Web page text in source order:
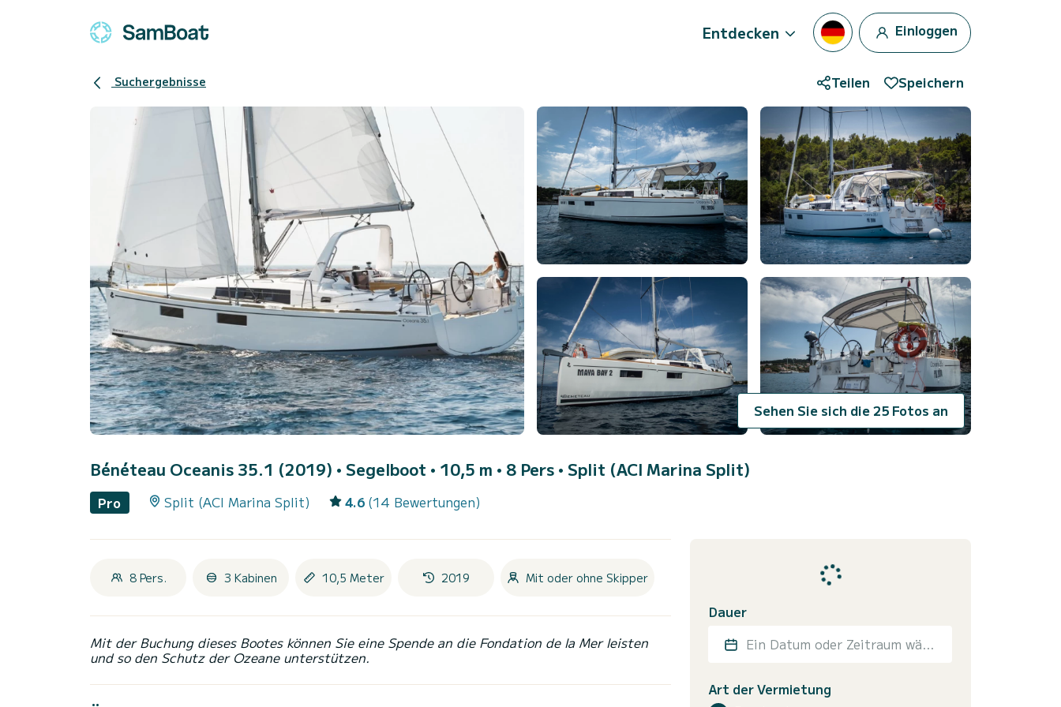
Entdecken Einloggen
Suchergebnisse Teilen Speichern
Sehen Sie sich die 25 Fotos an
Bénéteau Oceanis 35.1 (2019) • Segelboot • 10,5 m • 8 Pers • Split (ACI Marina Split)
Pro Split (ACI Marina Split) 4.6 (14 Bewertungen)
8 Pers. 3 Kabinen 10,5 Meter 2019 Mit oder ohne Skipper
Mit der Buchung dieses Bootes können Sie eine Spende an die Fondation de la Mer leisten
und so den Schutz der Ozeane unterstützen.
Dauer
Ein Datum oder Zeitraum wählen
Art der Vermietung